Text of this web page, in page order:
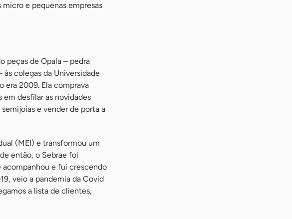
e pequenas empresas
peças de Opala – pedra
colegas da Universidade
era 2009. Ela comprava
em desfilar as novidades
e vender de porta a
(MEI) e transformou um
então, o Sebrae foi
acompanhou e fui crescendo
veio a pandemia da Covid
a lista de clientes,